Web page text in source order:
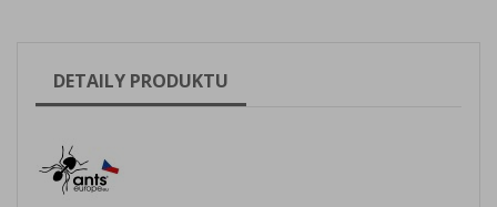
DETAILY PRODUKTU